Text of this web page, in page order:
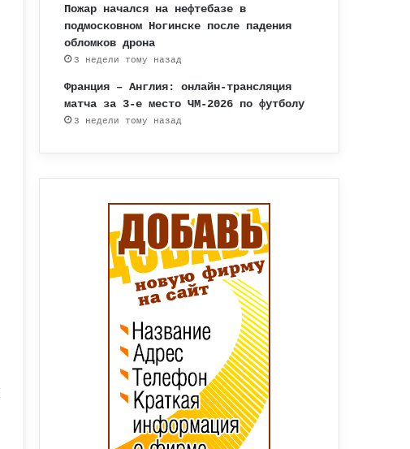
Пожар начался на нефтебазе в
подмосковном Ногинске после падения
обломков дрона
3 недели тому назад
Франция – Англия: онлайн-трансляция
матча за 3-е место ЧМ-2026 по футболу
3 недели тому назад